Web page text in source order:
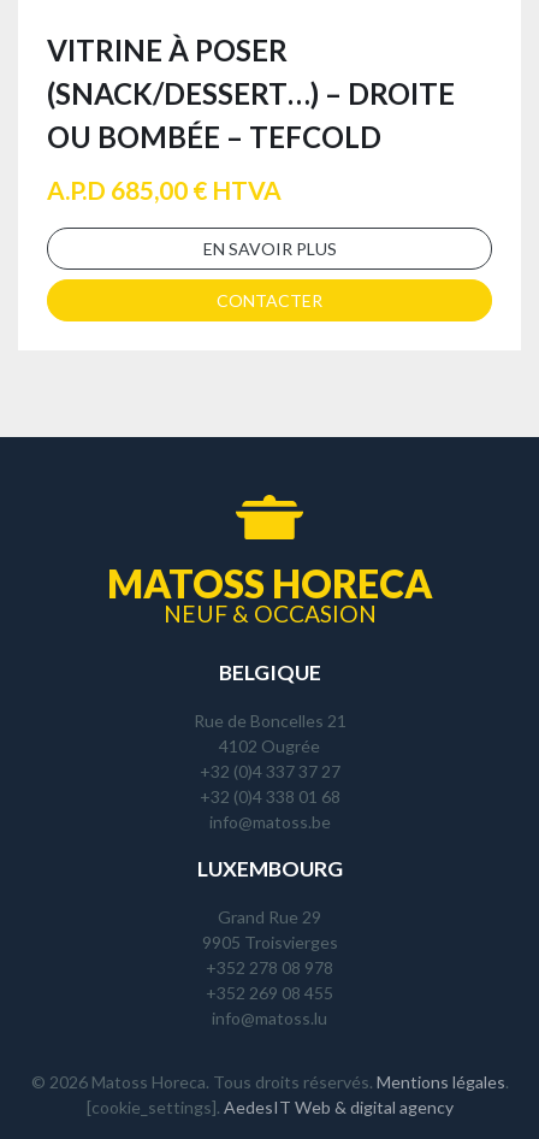
VITRINE À POSER
(SNACK/DESSERT…) – DROITE
OU BOMBÉE – TEFCOLD
A.P.D 685,00 € HTVA
EN SAVOIR PLUS
CONTACTER
MATOSS HORECA
NEUF & OCCASION
BELGIQUE
Rue de Boncelles 21
4102 Ougrée
+32 (0)4 337 37 27
+32 (0)4 338 01 68
info@matoss.be
LUXEMBOURG
Grand Rue 29
9905 Troisvierges
+352 278 08 978
+352 269 08 455
info@matoss.lu
© 2026 Matoss Horeca. Tous droits réservés. Mentions légales.
[cookie_settings]. AedesIT Web & digital agency